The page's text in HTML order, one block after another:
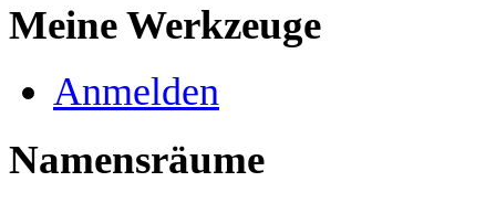
Meine Werkzeuge
Anmelden
Namensräume